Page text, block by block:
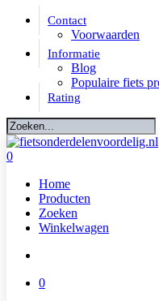
Skip
Contact
Voorwaarden
Informatie
Blog
Populaire fiets
Rating
Close
Search
account
0
Home
Producten
Zoeken
Winkelwagen
0